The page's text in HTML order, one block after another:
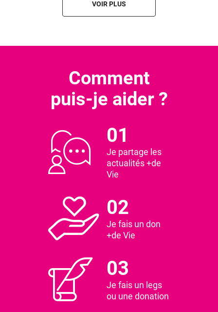
VOIR PLUS
Comment
puis-je aider ?
01
Je partage les
actualités +de
Vie
02
Je fais un don
+de Vie
03
Je fais un legs
ou une donation